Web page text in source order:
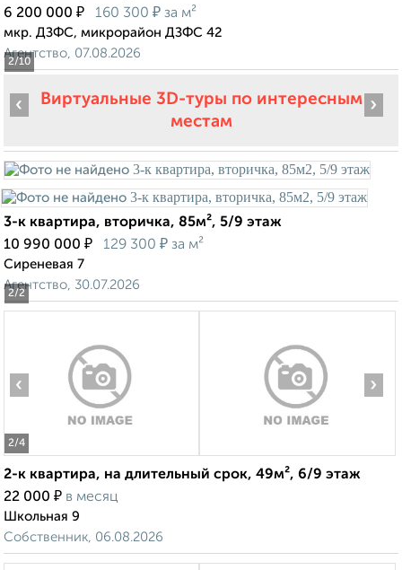
2/10
6 200 000 ₽ 160 300 ₽ за м²
мкр. ДЗФС, микрорайон ДЗФС 42
Агентство, 07.08.2026
Виртуальные 3D-туры по интересным
местам
2/2
‹ ›
3-к квартира, вторичка, 85м², 5/9 этаж
10 990 000 ₽ 129 300 ₽ за м²
Сиреневая 7
Агентство, 30.07.2026
2/4
‹ ›
2-к квартира, на длительный срок, 49м², 6/9 этаж
22 000 ₽ в месяц
Школьная 9
Собственник, 06.08.2026